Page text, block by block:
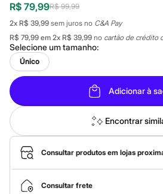
Em alta
Inverno
Alfaiataria
Novidades
Roupas
Blusas e Camisetas
Básicos
Calças
Casacos e Jaquetas
Jeans
Macacões
Saias
Shorts e Bermudas
Vestidos
Acessórios
Bolsas
Bonés e Chapéus
Bijoux
R$ 79,99R$ 99,99
2x R$ 39,99 sem juros no C&A Pay
R$ 79,99 em 2x R$ 39,99 no cartão de crédito
Selecione umtamanho:
Único
Adicionar à
Encontrar
Consultar produtos em lojas
Consultar frete